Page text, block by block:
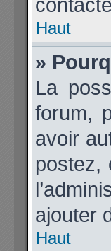
Haut
»
La
forum,
avoir
postez,
ajouter
Haut